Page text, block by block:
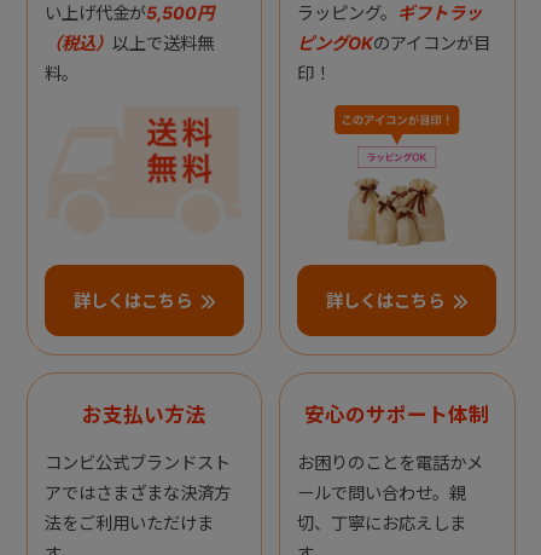
い上げ代金が5,500円
（税込） 以上で送料無
料。
詳しくはこちら
ラッピング。 ギフトラッ
ピングOKのアイコンが目
印！
詳しくはこちら
お支払い方法
コンビ公式ブランドスト
アではさまざまな決済方
法をご利用いただけま
安心のサポート体制
お困りのことを電話かメ
ールで問い合わせ。親
切、丁寧にお応えしま